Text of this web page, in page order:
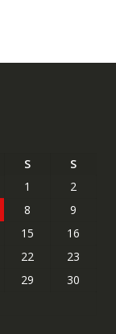
S
S
1
2
8
9
15
16
22
23
29
30